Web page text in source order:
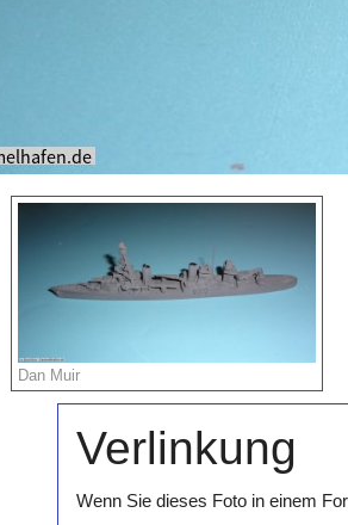
Dan Muir
Verlinkung
Wenn Sie dieses Foto in einem